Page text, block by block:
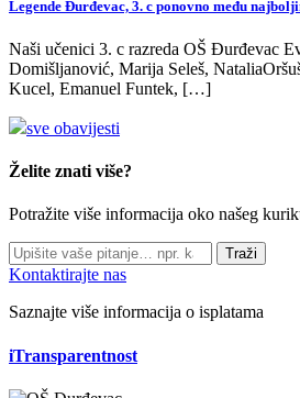
Legende Đurđevac, 3. c ponovno među
Naši učenici 3. c razreda OŠ Đurđevac
Domišljanović, Marija Seleš,
Kucel, Emanuel Funtek, […]
sve obavijesti
Želite znati više?
Potražite više informacija oko našeg
Traži
Kontaktirajte nas
Saznajte više informacija o isplatama
iTransparentnost